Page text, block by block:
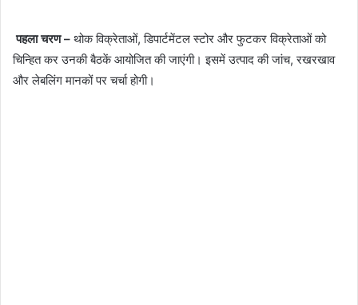
पहला चरण – थोक विक्रेताओं, डिपार्टमेंटल स्टोर और फुटकर विक्रेताओं को
चिन्हित कर उनकी बैठकें आयोजित की जाएंगी। इसमें उत्पाद की जांच, रखरखाव
और लेबलिंग मानकों पर चर्चा होगी।